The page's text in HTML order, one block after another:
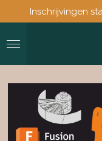
direct
naar
hoofdinhoud
Inschrijvingen